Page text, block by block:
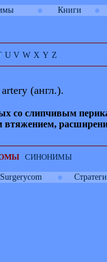
● Книги ●
U V W X Y Z
(англ.).
со слипчивым
СИНОНИМЫ
●